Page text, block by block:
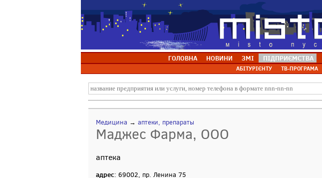
ГОЛОВНА НОВИНИ ЗМІ ПІДПРИЄМСТВА
АБІТУРІЄНТУ ТВ-ПРОГРАМА
Медицина → аптеки, препараты
Маджес Фарма, ООО
аптека
адрес: 69002, пр. Ленина 75